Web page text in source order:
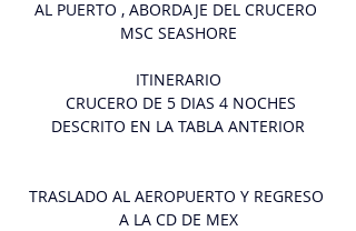
AL PUERTO , ABORDAJE DEL CRUCERO
MSC SEASHORE
ITINERARIO
CRUCERO DE 5 DIAS 4 NOCHES
DESCRITO EN LA TABLA ANTERIOR
TRASLADO AL AEROPUERTO Y REGRESO
A LA CD DE MEX